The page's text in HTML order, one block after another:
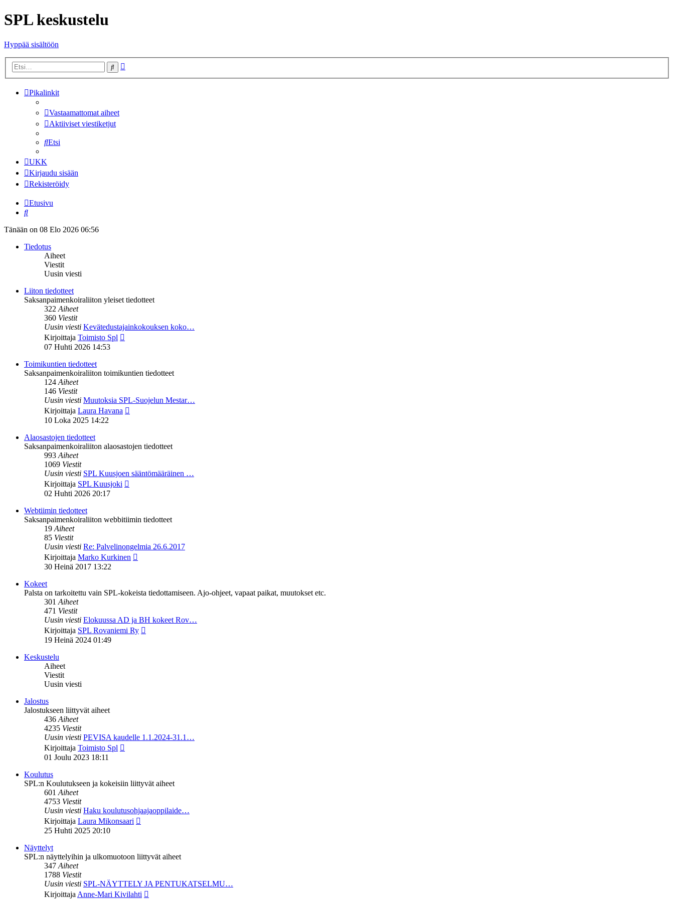
SPL keskustelu
Hyppää sisältöön
Etsi
Pikalinkit
Vastaamattomat aiheet
Aktiiviset viestiketjut
Etsi
UKK
Kirjaudu sisään
Rekisteröidy
Etusivu
Etsi
Tänään on 08 Elo 2026 06:56
Tiedotus
Aiheet
Viestit
Uusin viesti
Liiton tiedotteet
Saksanpaimenkoiraliiton yleiset tiedotteet
322Aiheet
360 Viestit
Uusin viesti Kevätedustajainkokouksen koko…
Kirjoittaja Toimisto Spl
07 Huhti 2026 14:53
Toimikuntien tiedotteet
Saksanpaimenkoiraliiton toimikuntien tiedotteet
124Aiheet
146 Viestit
Uusin viesti Muutoksia SPL-Suojelun Mestar…
Kirjoittaja Laura Havana
10 Loka 2025 14:22
Alaosastojen tiedotteet
Saksanpaimenkoiraliiton alaosastojen tiedotteet
993Aiheet
1069 Viestit
Uusin viesti SPL Kuusjoen sääntömääräinen …
Kirjoittaja SPL Kuusjoki
02 Huhti 2026 20:17
Webtiimin tiedotteet
Saksanpaimenkoiraliiton webbitiimin tiedotteet
19Aiheet
85 Viestit
Uusin viesti Re: Palvelinongelmia 26.6.2017
Kirjoittaja Marko Kurkinen
30 Heinä 2017 13:22
Kokeet
Palsta on tarkoitettu vain SPL-kokeista tiedottamiseen. Ajo-ohjeet, vapaat paikat, muutokset etc.
301Aiheet
471 Viestit
Uusin viesti Elokuussa AD ja BH kokeet Rov…
Kirjoittaja SPL Rovaniemi Ry
19 Heinä 2024 01:49
Keskustelu
Aiheet
Viestit
Uusin viesti
Jalostus
Jalostukseen liittyvät aiheet
436Aiheet
4235 Viestit
Uusin viesti PEVISA kaudelle 1.1.2024-31.1…
Kirjoittaja Toimisto Spl
01 Joulu 2023 18:11
Koulutus
SPL:n Koulutukseen ja kokeisiin liittyvät aiheet
601Aiheet
4753 Viestit
Uusin viesti Haku koulutusohjaajaoppilaide…
Kirjoittaja Laura Mikonsaari
25 Huhti 2025 20:10
Näyttelyt
SPL:n näyttelyihin ja ulkomuotoon liittyvät aiheet
347Aiheet
1788 Viestit
Uusin viesti SPL-NÄYTTELY JA PENTUKATSELMU…
KirjoittajaAnne-Mari Kivilahti